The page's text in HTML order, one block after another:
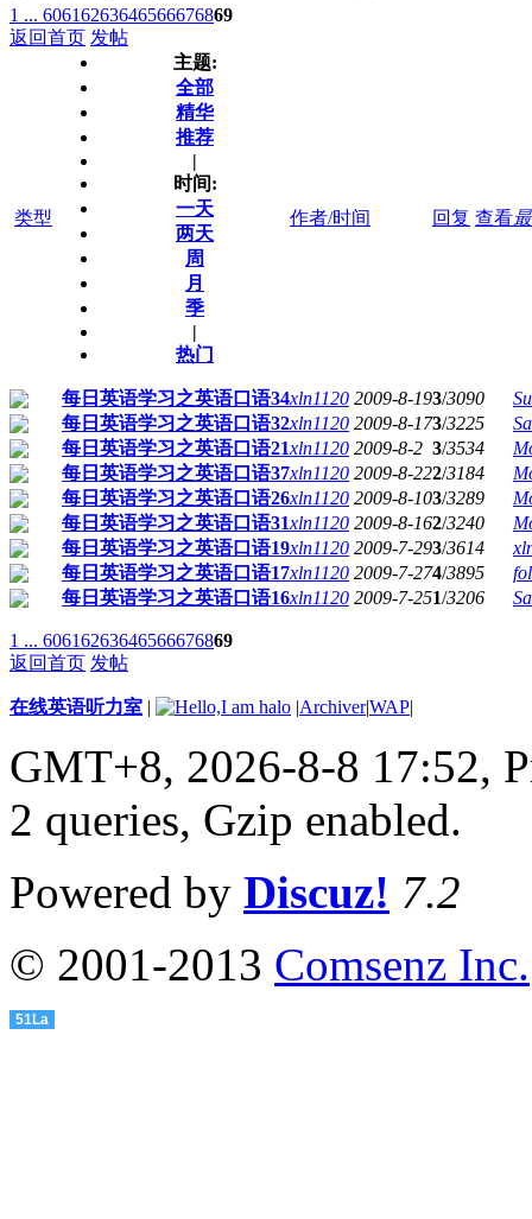
1 ... 60616263646566676869
返回首页 发帖
类型
主题:
全部
精华
推荐
|
时间:
一天
两天
周
月
季
|
热门
作者/时间 回复 查看
每日英语学习之英语口语34xln1120 2009-8-193/3090
每日英语学习之英语口语32xln1120 2009-8-173/3225
每日英语学习之英语口语21xln1120 2009-8-2 3/3534
每日英语学习之英语口语37xln1120 2009-8-222/3184
每日英语学习之英语口语26xln1120 2009-8-103/3289
每日英语学习之英语口语31xln1120 2009-8-162/3240
每日英语学习之英语口语19xln1120 2009-7-293/3614
每日英语学习之英语口语17xln1120 2009-7-274/3895
每日英语学习之英语口语16xln1120 2009-7-251/3206
1 ... 60616263646566676869
返回首页 发帖
在线英语听力室 | |Archiver|WAP|
GMT+8, 2026-8-8 17:52,
2 queries, Gzip enabled.
Powered by Discuz! 7.2
© 2001-2013 Comsenz Inc.
51La